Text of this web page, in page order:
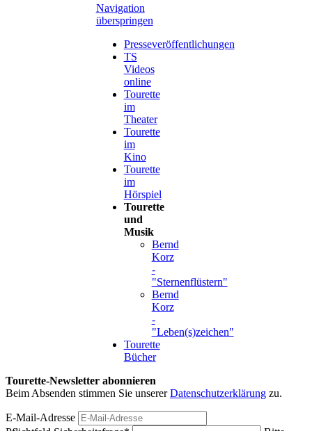
Navigation
überspringen
Presseveröffentlichungen
TS
Videos
online
Tourette
im
Theater
Tourette
im
Kino
Tourette
im
Hörspiel
Tourette
und
Musik
Bernd
Korz
-
"Sternenflüstern"
Bernd
Korz
-
"Leben(s)zeichen"
Tourette
Bücher
Tourette-Newsletter abonnieren
Beim Absenden stimmen Sie unsererDatenschutzerklärung zu.
E-Mail-Adresse